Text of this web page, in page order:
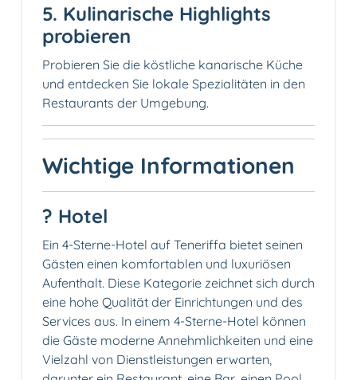
5.️ Kulinarische Highlights
probieren
Probieren Sie die köstliche kanarische Küche
und entdecken Sie lokale Spezialitäten in den
Restaurants der Umgebung.
Wichtige Informationen
? Hotel
Ein 4-Sterne-Hotel auf Teneriffa bietet seinen
Gästen einen komfortablen und luxuriösen
Aufenthalt. Diese Kategorie zeichnet sich durch
eine hohe Qualität der Einrichtungen und des
Services aus. In einem 4-Sterne-Hotel können
die Gäste moderne Annehmlichkeiten und eine
Vielzahl von Dienstleistungen erwarten,